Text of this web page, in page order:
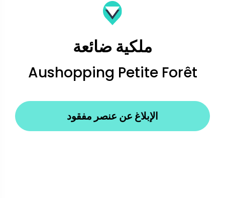
ملكية ضائعة
Aushopping Petite Forêt
الإبلاغ عن عنصر مفقود